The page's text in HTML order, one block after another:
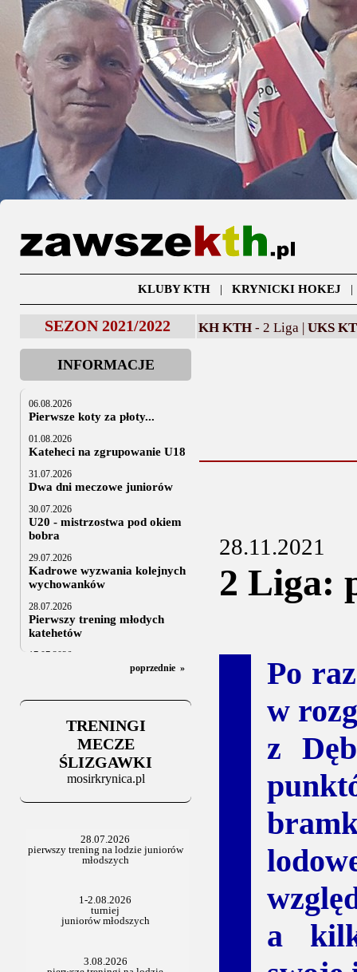
KLUBY KTH| KRYNICKI HOKEJ
SEZON 2021/2022 KH KTH - 2 Liga | UKS
INFORMACJE
06.08.2026
Pierwsze koty za płoty...
01.08.2026
Kateheci na zgrupowanie U18
31.07.2026
Dwa dni meczowe juniorów
30.07.2026
U20 - mistrzostwa pod okiem
bobra
29.07.2026
Kadrowe wyzwania kolejnych
wychowanków
28.07.2026
Pierwszy trening młodych
katehetów
17.07.2026
U20: z kraju i z zagranicy
Za trzy tygodnie na lód
06.07.2025
Stowarzyszenie po Walnym
poprzednie »
TRENINGI
MECZE
ŚLIZGAWKI
mosirkrynica.pl
28.11.2021
2 Liga:
Po
w
z
a